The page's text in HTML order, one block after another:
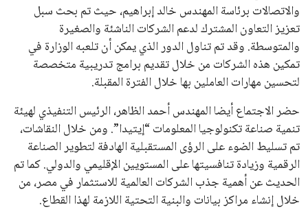
والاتصالات برئاسة المهندس خالد إبراهيم، حيث تم بحث سبل
تعزيز التعاون المشترك لدعم الشركات الناشئة والصغيرة
والمتوسطة. وقد تم تناول الدور الذي يمكن أن تلعبه الوزارة في
تمكين هذه الشركات من خلال تقديم برامج تدريبية متخصصة
لتحسين مهارات العاملين بها خلال الفترة المقبلة.
حضر الاجتماع أيضا المهندس أحمد الظاهر، الرئيس التنفيذي لهيئة
تنمية صناعة تكنولوجيا المعلومات “إيتيدا”. ومن خلال النقاشات،
تم تسليط الضوء على الرؤى المستقبلية الهادفة لتطوير الصناعة
الرقمية وزيادة تنافسيتها على المستويين الإقليمي والدولي. كما تم
الحديث عن أهمية جذب الشركات العالمية للاستثمار في مصر، من
خلال إنشاء مراكز بيانات والبنية التحتية اللازمة لهذا القطاع.